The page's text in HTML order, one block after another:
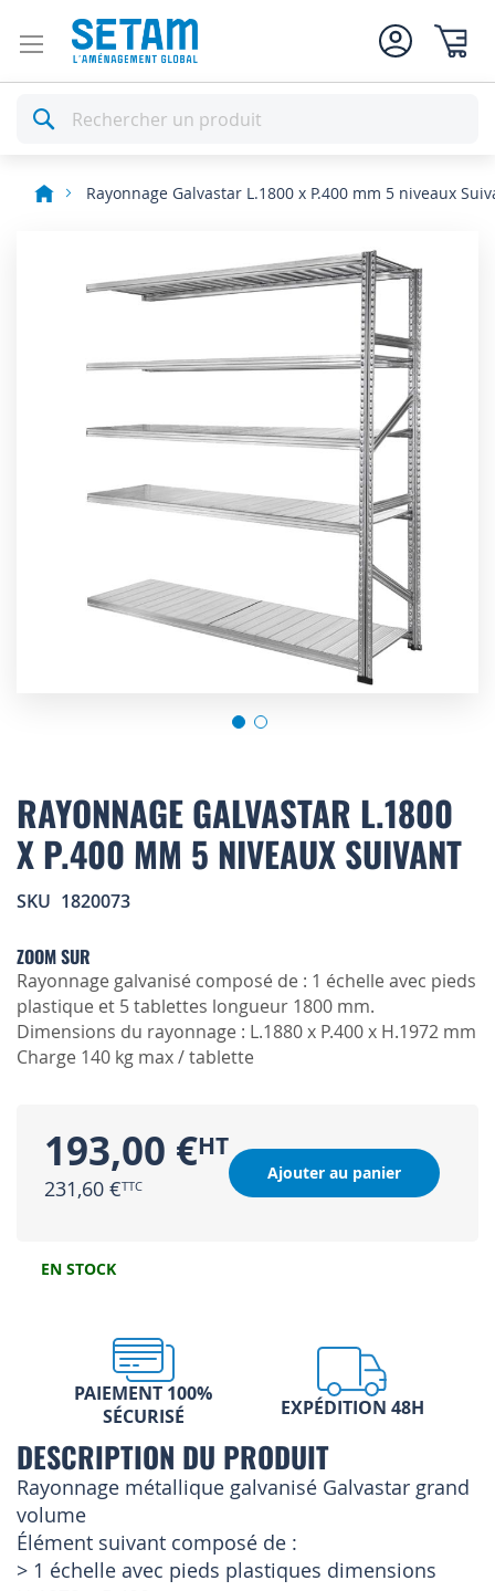
Rechercher
Rayonnage Galvastar L.1800 x P.400 mm 5 niveaux
to
the
beginning
of
images
RAYONNAGE GALVASTAR L.1800
X P.400 MM 5 NIVEAUX SUIVANT
SKU 1820073
ZOOM SUR
Rayonnage galvanisé composé de : 1 échelle avec pieds
plastique et 5 tablettes longueur 1800 mm.
Dimensions du rayonnage : L.1880 x P.400 x H.1972 mm
Charge 140 kg max / tablette
193,00 €
231,60 €
Ajouter au panier
EN STOCK
PAIEMENT 100%
SÉCURISÉ
EXPÉDITION 48H
DESCRIPTION DU PRODUIT
Rayonnage métallique galvanisé Galvastar grand
volume
Élément suivant composé de :
> 1 échelle avec pieds plastiques dimensions